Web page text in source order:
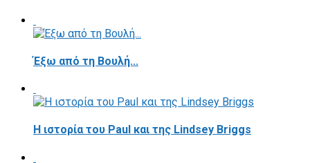
Έξω από τη Βουλή...
Η ιστορία του Paul και της Lindsey Briggs